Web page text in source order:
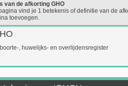
van de afkorting GHO
vind je 1 betekenis of definitie van de
toevoegen.
, huwelijks- en overlijdensregister